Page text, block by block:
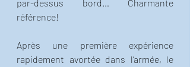
par-dessus bord… Charmante
référence!
Après une première expérience
rapidement avortée dans l’armée, le